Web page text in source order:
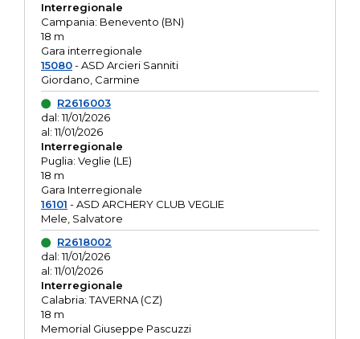
Interregionale
Campania: Benevento (BN)
18 m
Gara interregionale
15080- ASD Arcieri Sanniti
Giordano, Carmine
R2616003
dal: 11/01/2026
al: 11/01/2026
Interregionale
Puglia: Veglie (LE)
18 m
Gara Interregionale
16101 - ASD ARCHERY CLUB VEGLIE
Mele, Salvatore
R2618002
dal: 11/01/2026
al: 11/01/2026
Interregionale
Calabria: TAVERNA (CZ)
18 m
Memorial Giuseppe Pascuzzi